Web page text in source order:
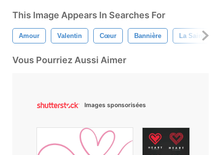
This Image Appears In Searches For
Amour Valentin Cœur Bannière La Saint-
Vous Pourriez Aussi Aimer
Images sponsorisées